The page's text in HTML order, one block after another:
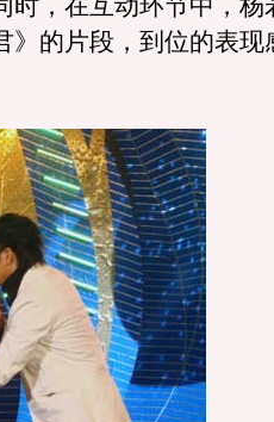
时，在互动环节中，杨
》的片段，到位的表现